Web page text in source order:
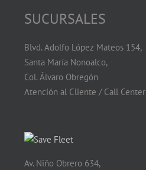
SUCURSALES
Blvd. Adolfo López Mateos 154,
Santa María Nonoalco,
Col. Álvaro Obregón
Atención al Cliente / Call Center
Av. Niño Obrero 634,